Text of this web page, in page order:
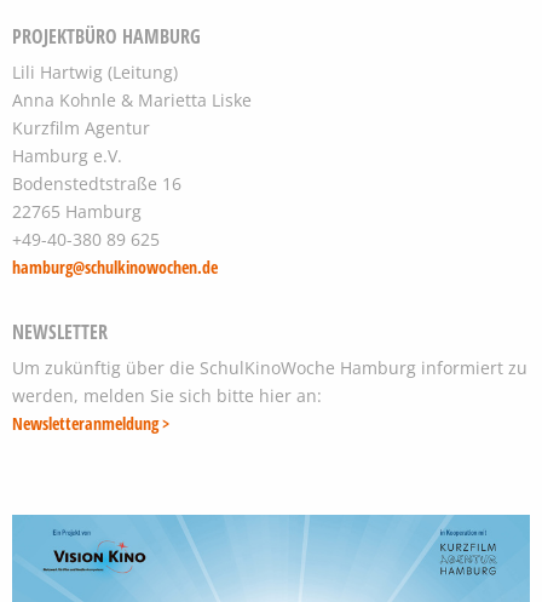
PROJEKTBÜRO HAMBURG
Lili Hartwig (Leitung)
Anna Kohnle & Marietta Liske
Kurzfilm Agentur
Hamburg e.V.
Bodenstedtstraße 16
22765 Hamburg
+49-40-380 89 625
hamburg@schulkinowochen.de
NEWSLETTER
Um zukünftig über die SchulKinoWoche Hamburg informiert zu
werden, melden Sie sich bitte hier an:
Newsletteranmeldung >